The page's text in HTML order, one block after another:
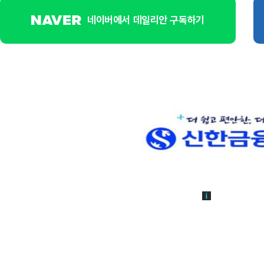
네이버에서 데일리안 구독하기